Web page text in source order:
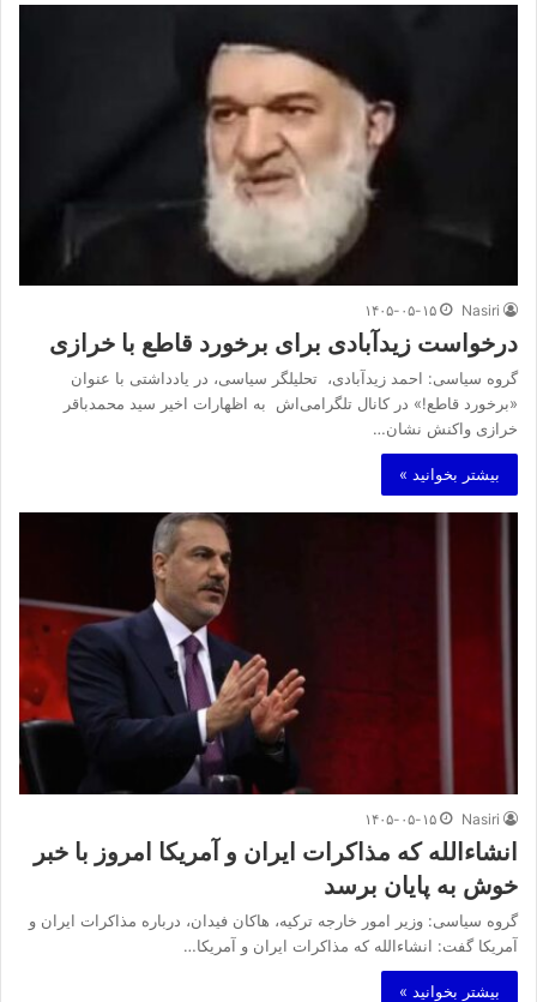
Nasiri ۱۴۰۵-۰۵-۱۵
درخواست زیدآبادی برای برخورد قاطع با خرازی
گروه سیاسی: احمد زیدآبادی، تحلیلگر سیاسی، در یادداشتی با عنوان
«برخورد قاطع!» در کانال تلگرامی‌اش به اظهارات اخیر سید محمدباقر
خرازی واکنش نشان…
بیشتر بخوانید »
Nasiri ۱۴۰۵-۰۵-۱۵
انشاءالله که مذاکرات ایران و آمریکا امروز با خبر
خوش به پایان برسد
گروه سیاسی: وزیر امور خارجه ترکیه، هاکان فیدان، درباره مذاکرات ایران و
آمریکا گفت: انشاءالله که مذاکرات ایران و آمریکا…
بیشتر بخوانید »